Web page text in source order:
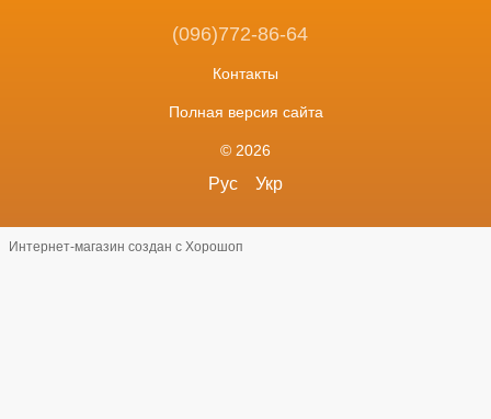
(096)772-86-64
Контакты
Полная версия сайта
© 2026
Рус Укр
Интернет-магазин создан с Хорошоп